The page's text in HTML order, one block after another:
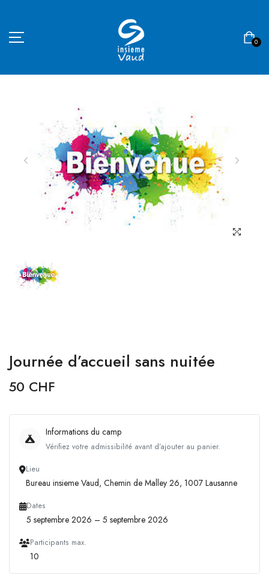
0
ASSOCIATION
BOUTIQUE
CONTACT
MON COMPTE
Devise
Journée d’accueil sans nuitée
50 CHF
Informations du camp
Vérifiez votre admissibilité avant d’ajouter au panier.
Lieu
Bureau insieme Vaud, Chemin de Malley 26, 1007 Lausanne
Dates
5 septembre 2026 – 5 septembre 2026
Participants max.
10